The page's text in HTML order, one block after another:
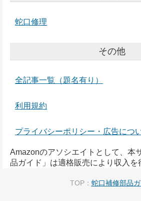
蛇口修理
その他
全記事一覧（題名有り）
利用規約
プライバシーポリシー・広告につ
Amazonのアソシエイトとして、本
品ガイド」は適格販売により収入を
TOP： 蛇口補修部品